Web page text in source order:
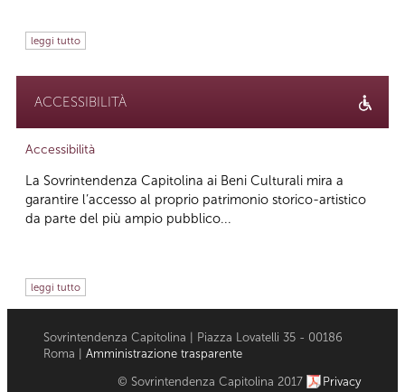
leggi tutto
ACCESSIBILITÀ
Accessibilità
La Sovrintendenza Capitolina ai Beni Culturali mira a
garantire l’accesso al proprio patrimonio storico-artistico
da parte del più ampio pubblico...
leggi tutto
Sovrintendenza Capitolina | Piazza Lovatelli 35 - 00186
Roma | Amministrazione trasparente
© Sovrintendenza Capitolina 2017 Privacy